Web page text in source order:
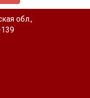
обл.,